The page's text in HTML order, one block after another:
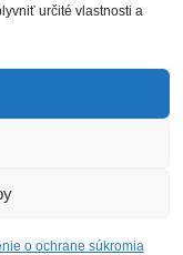
určité vlastnosti a
o ochrane súkromia